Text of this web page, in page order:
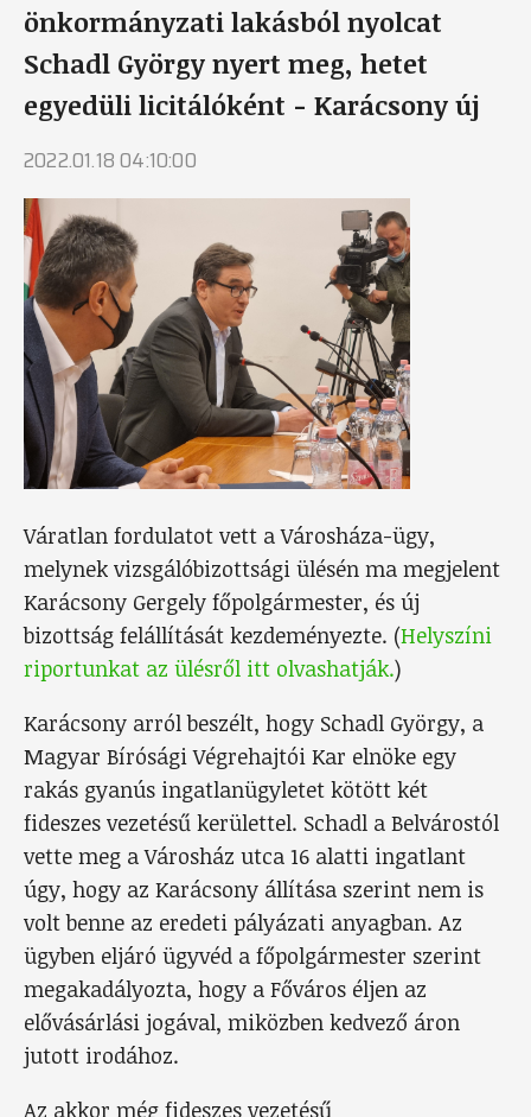
önkormányzati lakásból nyolcat
Schadl György nyert meg, hetet
egyedüli licitálóként - Karácsony új
2022.01.18 04:10:00
Váratlan fordulatot vett a Városháza-ügy,
melynek vizsgálóbizottsági ülésén ma megjelent
Karácsony Gergely főpolgármester, és új
bizottság felállítását kezdeményezte. (Helyszíni
riportunkat az ülésről itt olvashatják.)
Karácsony arról beszélt, hogy Schadl György, a
Magyar Bírósági Végrehajtói Kar elnöke egy
rakás gyanús ingatlanügyletet kötött két
fideszes vezetésű kerülettel. Schadl a Belvárostól
vette meg a Városház utca 16 alatti ingatlant
úgy, hogy az Karácsony állítása szerint nem is
volt benne az eredeti pályázati anyagban. Az
ügyben eljáró ügyvéd a főpolgármester szerint
megakadályozta, hogy a Főváros éljen az
elővásárlási jogával, miközben kedvező áron
jutott irodához.
Az akkor még fideszes vezetésű